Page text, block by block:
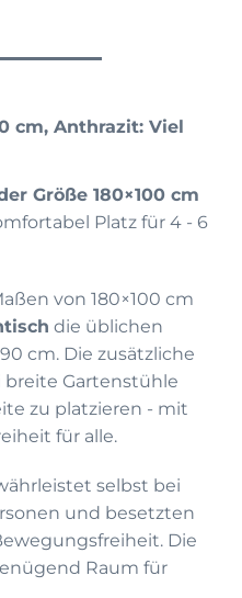
cm, Anthrazit: Viel
Größe 180×100 cm
Platz für 4 - 6
von 180×100 cm
die üblichen
cm. Die zusätzliche
breite Gartenstühle
zu platzieren - mit
für alle.
selbst bei
und besetzten
Die
Raum für